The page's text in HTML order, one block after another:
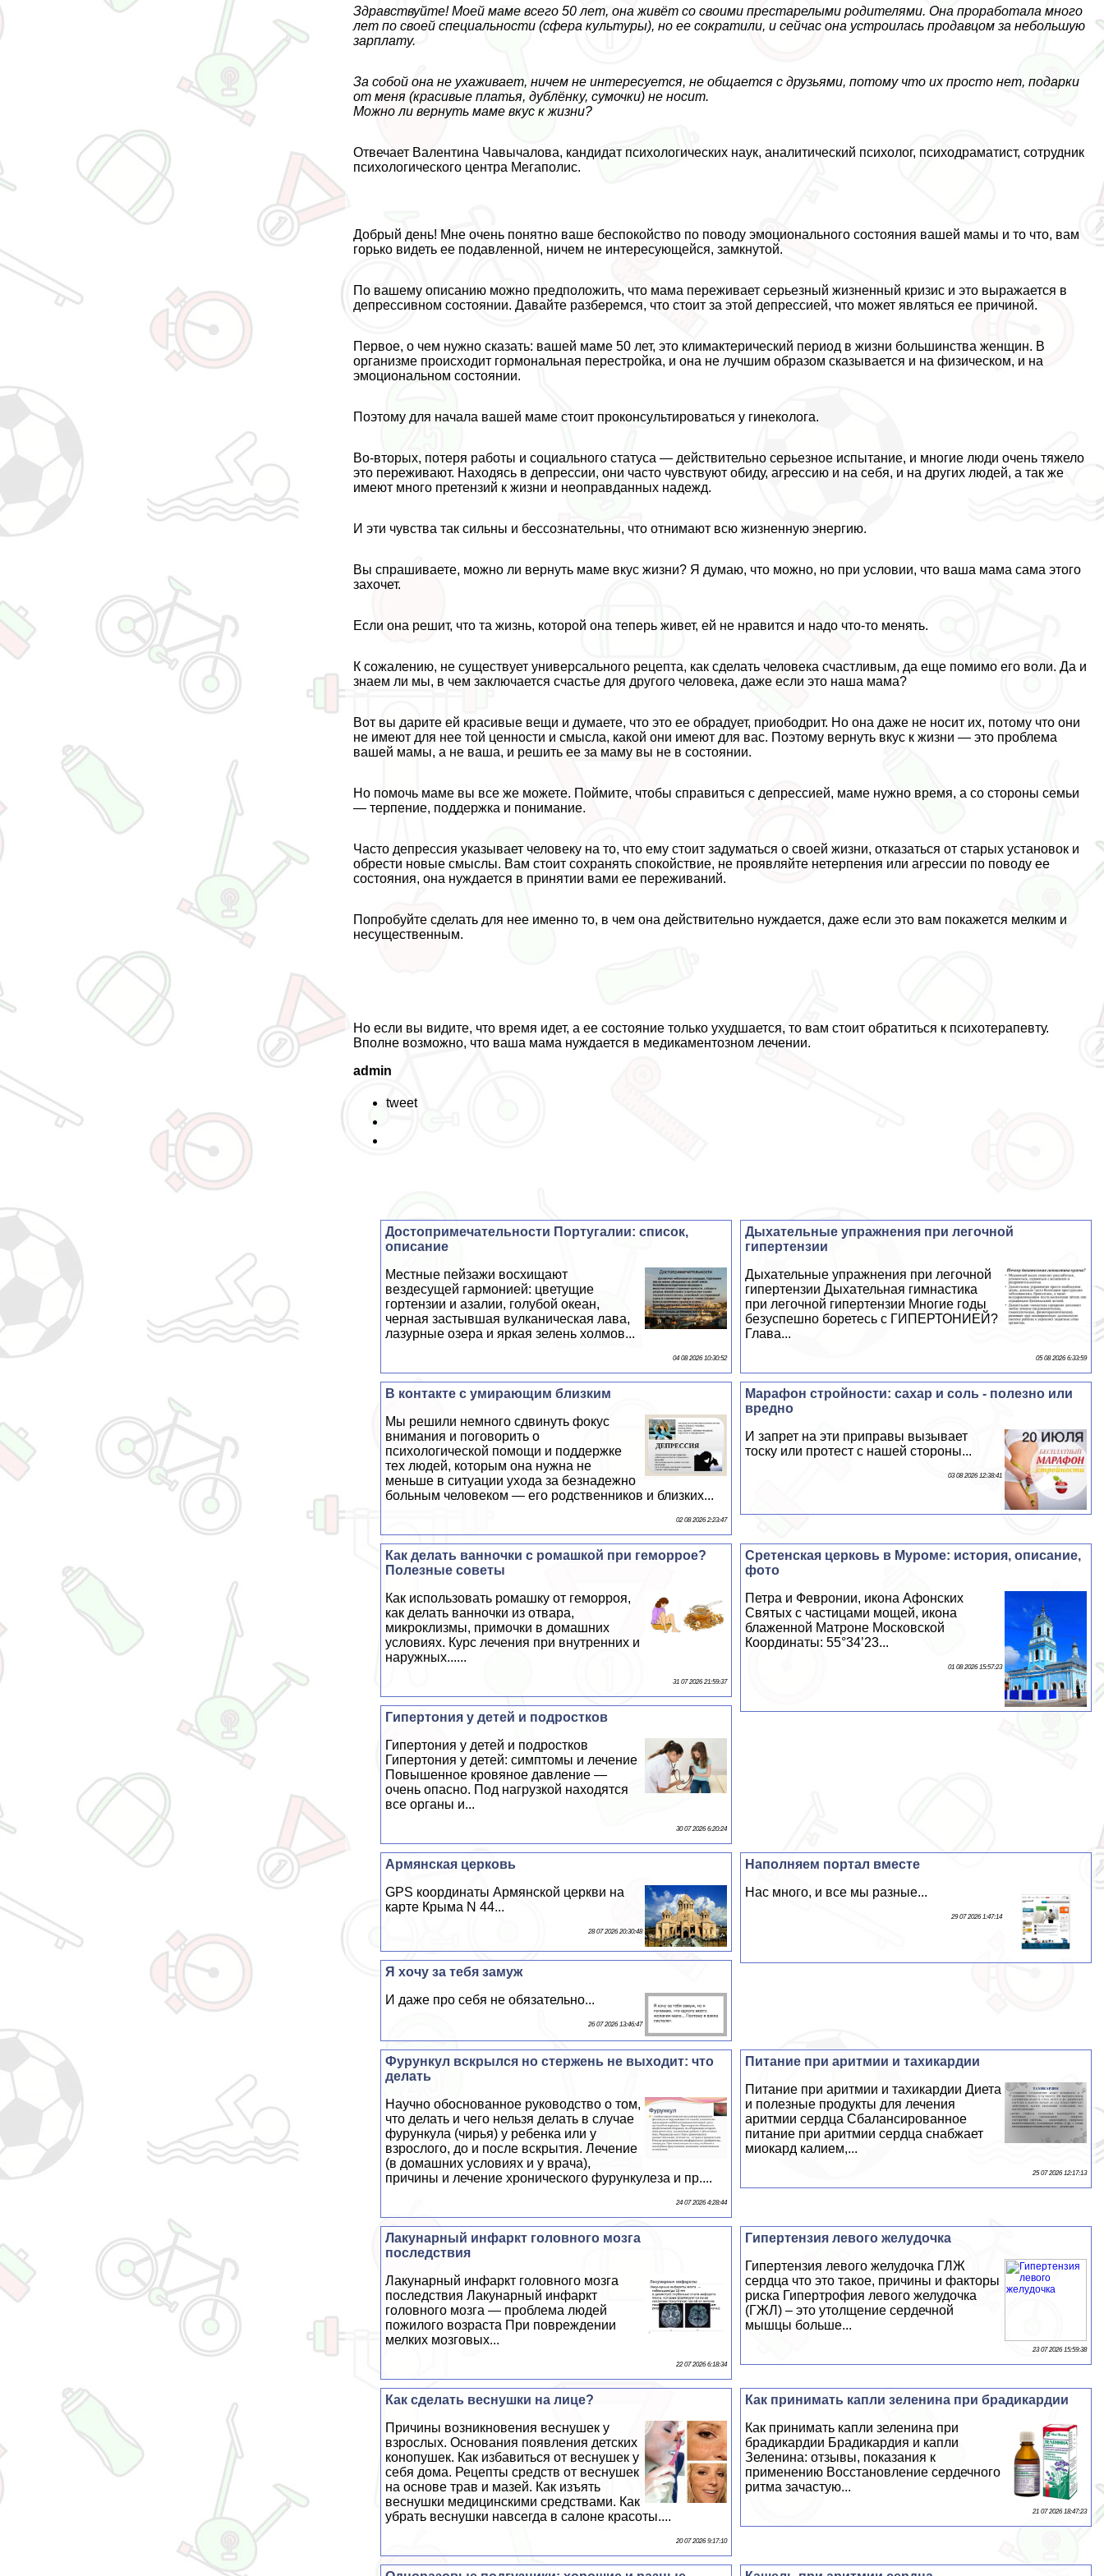
Здравствуйте! Моей маме всего 50 лет, она живёт со своими престарелыми родителями. Она проработала много
лет по своей специальности (сфера культуры), но ее сократили, и сейчас она устроилась продавцом за небольшую
зарплату.
За собой она не ухаживает, ничем не интересуется, не общается с друзьями, потому что их просто нет, подарки
от меня (красивые платья, дублёнку, сумочки) не носит.
Можно ли вернуть маме вкус к жизни?
Отвечает Валентина Чавычалова, кандидат психологических наук, аналитический психолог, психодраматист, сотрудник
психологического центра Мегаполис.
Добрый день! Мне очень понятно ваше беспокойство по поводу эмоционального состояния вашей мамы и то что, вам
горько видеть ее подавленной, ничем не интересующейся, замкнутой.
По вашему описанию можно предположить, что мама переживает серьезный жизненный кризис и это выражается в
депрессивном состоянии. Давайте разберемся, что стоит за этой депрессией, что может являться ее причиной.
Первое, о чем нужно сказать: вашей маме 50 лет, это климактерический период в жизни большинства женщин. В
организме происходит гормональная перестройка, и она не лучшим образом сказывается и на физическом, и на
эмоциональном состоянии.
Поэтому для начала вашей маме стоит проконсультироваться у гинеколога.
Во-вторых, потеря работы и социального статуса — действительно серьезное испытание, и многие люди очень тяжело
это переживают. Находясь в депрессии, они часто чувствуют обиду, агрессию и на себя, и на других людей, а так же
имеют много претензий к жизни и неоправданных надежд.
И эти чувства так сильны и бессознательны, что отнимают всю жизненную энергию.
Вы спрашиваете, можно ли вернуть маме вкус жизни? Я думаю, что можно, но при условии, что ваша мама сама этого
захочет.
Если она решит, что та жизнь, которой она теперь живет, ей не нравится и надо что-то менять.
К сожалению, не существует универсального рецепта, как сделать человека счастливым, да еще помимо его воли. Да и
знаем ли мы, в чем заключается счастье для другого человека, даже если это наша мама?
Вот вы дарите ей красивые вещи и думаете, что это ее обрадует, приободрит. Но она даже не носит их, потому что они
не имеют для нее той ценности и смысла, какой они имеют для вас. Поэтому вернуть вкус к жизни — это проблема
вашей мамы, а не ваша, и решить ее за маму вы не в состоянии.
Но помочь маме вы все же можете. Поймите, чтобы справиться с депрессией, маме нужно время, а со стороны семьи
— терпение, поддержка и понимание.
Часто депрессия указывает человеку на то, что ему стоит задуматься о своей жизни, отказаться от старых установок и
обрести новые смыслы. Вам стоит сохранять спокойствие, не проявляйте нетерпения или агрессии по поводу ее
состояния, она нуждается в принятии вами ее переживаний.
Попробуйте сделать для нее именно то, в чем она действительно нуждается, даже если это вам покажется мелким и
несущественным.
Но если вы видите, что время идет, а ее состояние только ухудшается, то вам стоит обратиться к психотерапевту.
Вполне возможно, что ваша мама нуждается в медикаментозном лечении.
admin
tweet
Дыхательные упражнения при легочной
гипертензии
Дыхательные упражнения при легочной
гипертензии Дыхательная гимнастика
при легочной гипертензии Многие годы
безуспешно боретесь с ГИПЕРТОНИЕЙ?
Глава...
05 08 2026 6:33:59
Достопримечательности Португалии: список,
описание
Местные пейзажи восхищают
вездесущей гармонией: цветущие
гортензии и азалии, гoлyбой океан,
черная застывшая вулканическая лава,
лазурные озера и яркая зелень холмов...
04 08 2026 10:30:52
Марафон стройности: сахар и соль - полезно или
вредно
И запрет на эти приправы вызывает
тоску или протест с нашей стороны...
03 08 2026 12:38:41
В контакте с умирающим близким
Мы решили немного сдвинуть фокус
внимания и поговорить о
психологической помощи и поддержке
тех людей, которым она нужна не
меньше в ситуации ухода за безнадежно
больным человеком — его родственников и близких...
02 08 2026 2:23:47
Сретенская церковь в Муроме: история, описание,
фото
Петра и Февронии, икона Афонских
Святых с частицами мощей, икона
блаженной Матроне Московской
Координаты: 55°34’23...
01 08 2026 15:57:23
Как делать ванночки с ромашкой при геморрое?
Полезные советы
Как использовать ромашку от геморроя,
как делать ванночки из отвара,
микроклизмы, примочки в домашних
условиях. Курс лечения при внутренних и
наружных......
31 07 2026 21:59:37
Гипертония у детей и подростков
Гипертония у детей и подростков
Гипертония у детей: симптомы и лечение
Повышенное кровяное давление —
очень опасно. Под нагрузкой находятся
все органы и...
30 07 2026 6:20:24
Наполняем портал вместе
Нас много, и все мы разные...
29 07 2026 1:47:14
Армянская церковь
GPS координаты Армянской церкви на
карте Крыма N 44...
28 07 2026 20:30:48
Я хочу за тебя замуж
И даже про себя не обязательно...
26 07 2026 13:46:47
Питание при аритмии и тахикардии
Питание при аритмии и тахикардии Диета
и полезные продукты для лечения
аритмии сердца Сбалансированное
питание при аритмии сердца снабжает
миокард калием,...
25 07 2026 12:17:13
Фурункул вскрылся но стержень не выходит: что
делать
Научно обоснованное руководство о том,
что делать и чего нельзя делать в случае
фурункула (чирья) у ребенка или у
взрослого, до и после вскрытия. Лечение
(в домашних условиях и у врача),
причины и лечение хронического фурункулеза и пр....
24 07 2026 4:28:44
Гипертензия левого желудочка
Гипертензия левого желудочка ГЛЖ
сердца что это такое, причины и факторы
риска Гипертрофия левого желудочка
(ГЖЛ) – это утолщение сердечной
мышцы больше...
23 07 2026 15:59:38
Лакунарный инфаркт головного мозга
последствия
Лакунарный инфаркт головного мозга
последствия Лакунарный инфаркт
головного мозга — проблема людей
пожилого возраста При повреждении
мелких мозговых...
22 07 2026 6:18:34
Как принимать капли зеленина при брадикардии
Как принимать капли зеленина при
брадикардии Брадикардия и капли
Зеленина: отзывы, показания к
применению Восстановление сердечного
ритма зачастую...
21 07 2026 18:47:23
Как сделать веснушки на лице?
Причины возникновения веснушек у
взрослых. Основания появления детских
конопушек. Как избавиться от веснушек у
себя дома. Рецепты средств от веснушек
на основе трав и мазей. Как изъять
веснушки медицинскими средствами. Как
убрать веснушки навсегда в салоне красоты....
20 07 2026 9:17:10